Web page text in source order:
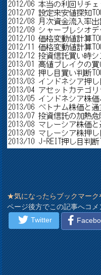
★気になったらブックマーク
ページ後方でこの記事へコ
Twitter